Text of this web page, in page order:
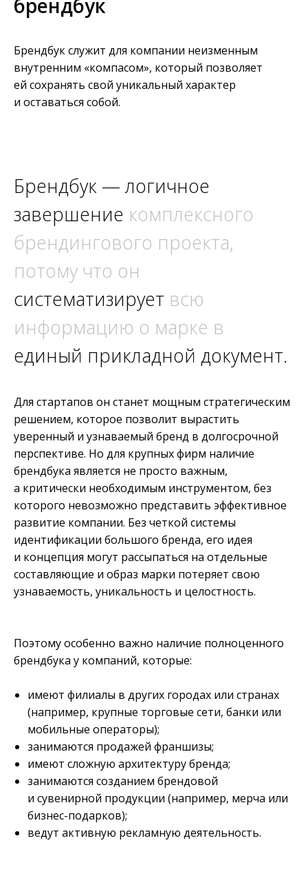
брендбук
Брендбук служит для компании неизменным
внутренним «компасом», который позволяет
ей сохранять свой уникальный характер
и оставаться собой.
Брендбук — логичное
завершение комплексного
брендингового проекта,
потому что он
систематизирует всю
информацию о марке в
единый прикладной документ.
Для стартапов он станет мощным стратегическим
решением, которое позволит вырастить
уверенный и узнаваемый бренд в долгосрочной
перспективе. Но для крупных фирм наличие
брендбука является не просто важным,
а критически необходимым инструментом, без
которого невозможно представить эффективное
развитие компании. Без четкой системы
идентификации большого бренда, его идея
и концепция могут рассыпаться на отдельные
составляющие и образ марки потеряет свою
узнаваемость, уникальность и целостность.
Поэтому особенно важно наличие полноценного
брендбука у компаний, которые:
имеют филиалы в других городах или странах
(например, крупные торговые сети, банки или
мобильные операторы);
занимаются продажей франшизы;
имеют сложную архитектуру бренда;
занимаются созданием брендовой
и сувенирной продукции (например, мерча или
бизнес-подарков);
ведут активную рекламную деятельность.